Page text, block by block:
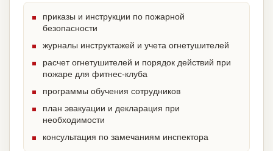
приказы и инструкции по пожарной
безопасности
журналы инструктажей и учета огнетушителей
расчет огнетушителей и порядок действий при
пожаре для фитнес-клуба
программы обучения сотрудников
план эвакуации и декларация при
необходимости
консультация по замечаниям инспектора